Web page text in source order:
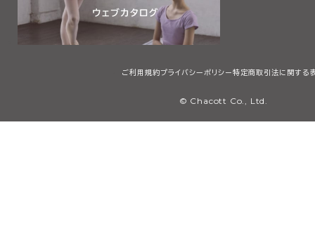
ご利用規約プライバシーポリシー 特定商取引法に関する
© Chacott Co., Ltd.